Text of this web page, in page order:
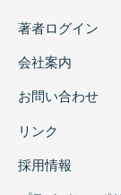
著者ログイン
会社案内
お問い合わせ
リンク
採用情報